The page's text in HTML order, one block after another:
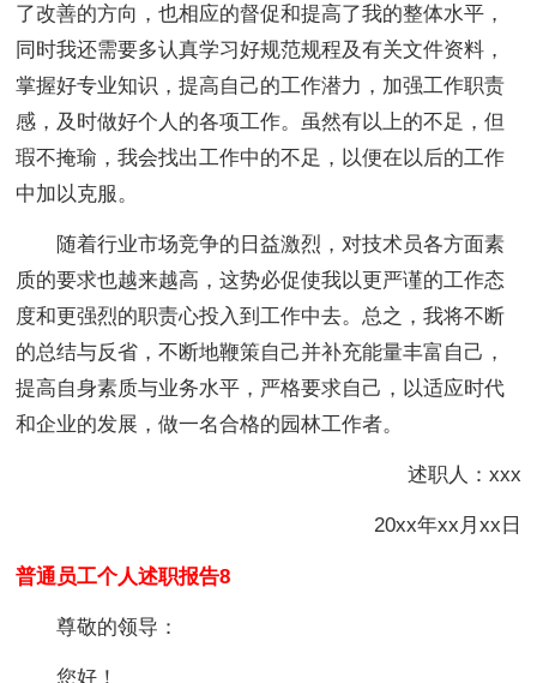
了改善的方向，也相应的督促和提高了我的整体水平，
同时我还需要多认真学习好规范规程及有关文件资料，
掌握好专业知识，提高自己的工作潜力，加强工作职责
感，及时做好个人的各项工作。虽然有以上的不足，但
瑕不掩瑜，我会找出工作中的不足，以便在以后的工作
中加以克服。
随着行业市场竞争的日益激烈，对技术员各方面素
质的要求也越来越高，这势必促使我以更严谨的工作态
度和更强烈的职责心投入到工作中去。总之，我将不断
的总结与反省，不断地鞭策自己并补充能量丰富自己，
提高自身素质与业务水平，严格要求自己，以适应时代
和企业的发展，做一名合格的园林工作者。
述职人：xxx
20xx年xx月xx日
普通员工个人述职报告8
尊敬的领导：
您好！